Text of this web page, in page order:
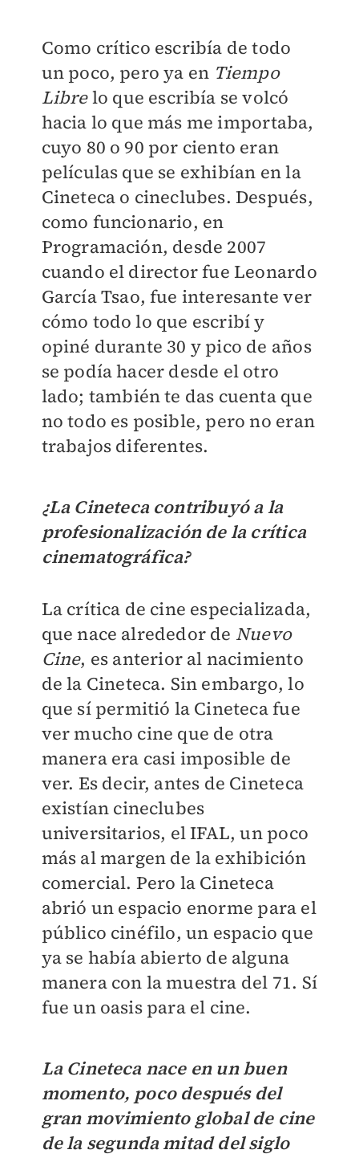
Como crítico escribía de todo
un poco, pero ya en Tiempo
Librelo que escribía se volcó
hacia lo que más me importaba,
cuyo 80 o 90 por ciento eran
películas que se exhibían en la
Cineteca o cineclubes. Después,
como funcionario, en
Programación, desde 2007
cuando el director fue Leonardo
García Tsao, fue interesante ver
cómo todo lo que escribí y
opiné durante 30 y pico de años
se podía hacer desde el otro
lado; también te das cuenta que
no todo es posible, pero no eran
trabajos diferentes.
¿La Cineteca contribuyó a la
profesionalización de la crítica
cinematográfica?
La crítica de cine especializada,
que nace alrededor de Nuevo
Cine, es anterior al nacimiento
de la Cineteca. Sin embargo, lo
que sí permitió la Cineteca fue
ver mucho cine que de otra
manera era casi imposible de
ver. Es decir, antes de Cineteca
existían cineclubes
universitarios, el IFAL, un poco
más al margen de la exhibición
comercial. Pero la Cineteca
abrió un espacio enorme para el
público cinéfilo, un espacio que
ya se había abierto de alguna
manera con la muestra del 71. Sí
fue un oasis para el cine.
La Cineteca nace en un buen
momento, poco después del
gran movimiento global de cine
de la segunda mitad del siglo